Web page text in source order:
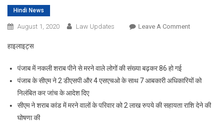
Hindi News
August 1, 2020 Law Updates Leave A CommentOn
से
तक
हाइलाइट्स
पंजाब में नकली शराब पीने से मरने वाले लोगों की संख्या बढ़कर 86 हो गई
पंजाब के सीएम ने 2 डीएसपी और 4 एसएचओ के साथ 7 आबकारी अधिकारियों को
निलंबित कर जांच के आदेश दिए
सीएम ने शराब कांड में मरने वालों के परिवार को 2 लाख रुपये की सहायता राशि देने की
घोषणा की